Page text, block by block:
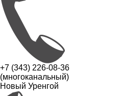
+7 (343) 226-08-36
(многоканальный)
Новый Уренгой